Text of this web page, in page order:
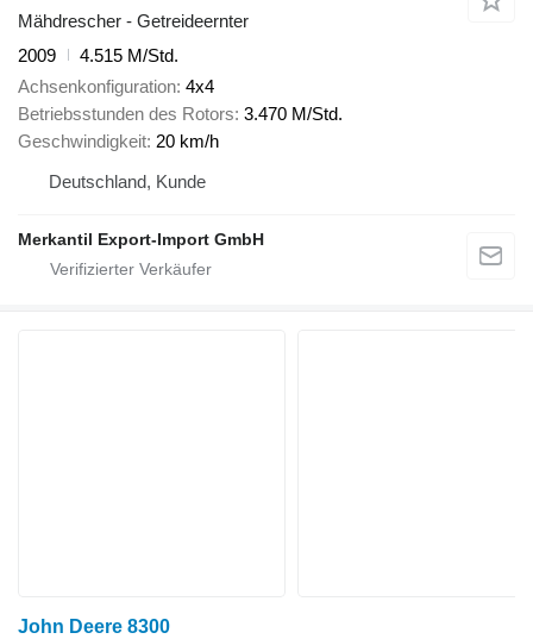
Mähdrescher - Getreideernter
2009
4.515 M/Std.
Achsenkonfiguration 4x4
Betriebsstunden des Rotors 3.470 M/Std.
Geschwindigkeit 20 km/h
Deutschland, Kunde
Merkantil Export-Import GmbH
John Deere 8300